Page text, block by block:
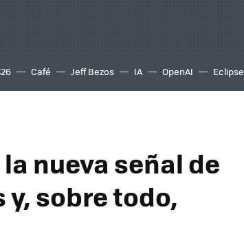
Café Jeff Bezos IA OpenAI Eclipse
nueva señal de
sobre todo,